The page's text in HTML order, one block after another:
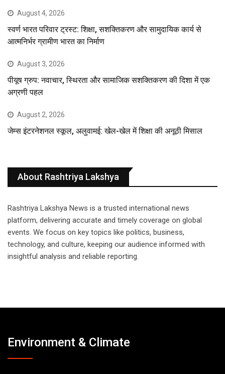
August 4, 2026
स्वर्ण भारत परिवार ट्रस्ट: शिक्षा, सशक्तिकरण और सामुदायिक कार्य से
आत्मनिर्भर ग्रामीण भारत का निर्माण
August 3, 2026
पीयूष ग्रुप: नवाचार, स्थिरता और सामाजिक सशक्तिकरण की दिशा में एक
अग्रणी पहल
August 2, 2026
जेम्स इंटरनेशनल स्कूल, अलुवामई: खेल-खेल में शिक्षा की अनूठी मिसाल
About Rashtriya Lakshya
Rashtriya Lakshya News is a trusted international news
platform, delivering accurate and timely coverage on global
events. We focus on key topics like politics, business,
technology, and culture, keeping our audience informed with
insightful analysis and reliable reporting.
Environment & Climate